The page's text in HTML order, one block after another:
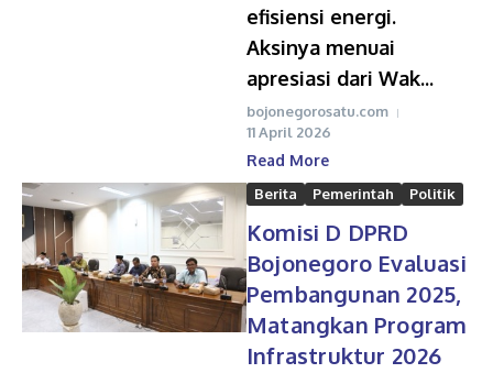
efisiensi energi.
Aksinya menuai
apresiasi dari Wak...
bojonegorosatu.com
11 April 2026
Read More
Berita Pemerintah Politik
Komisi D DPRD
Bojonegoro Evaluasi
Pembangunan 2025,
Matangkan Program
Infrastruktur 2026